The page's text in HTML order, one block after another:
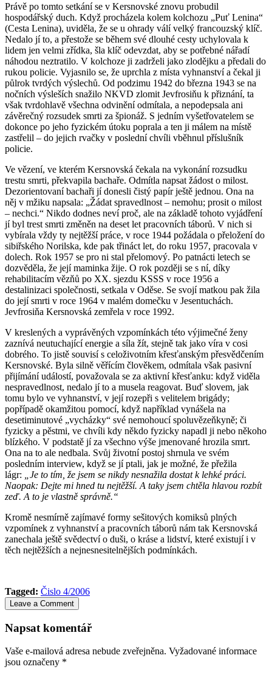
Právě po tomto setkání se v Kersnovské znovu probudil
hospodářský duch. Když procházela kolem kolchozu „Puť Lenina“
(Cesta Lenina), uviděla, že se u ohrady válí velký francouzský klíč.
Nedalo jí to, a přestože se během své dlouhé cesty uchylovala k
lidem jen velmi zřídka, šla klíč odevzdat, aby se potřebné nářadí
náhodou neztratilo. V kolchoze ji zadrželi jako zlodějku a předali do
rukou policie. Vyjasnilo se, že uprchla z místa vyhnanství a čekal ji
půlrok tvrdých výslechů. Od podzimu 1942 do března 1943 se na
nočních výsleších snažilo NKVD zlomit Jevfrosiňu k přiznání, ta
však tvrdohlavě všechna odvinění odmítala, a nepodepsala ani
závěrečný rozsudek smrti za špionáž. S jedním vyšetřovatelem se
dokonce po jeho fyzickém útoku poprala a ten ji málem na místě
zastřelil – do jejich rvačky v poslední chvíli vběhnul příslušník
policie.
Ve vězení, ve kterém Kersnovská čekala na vykonání rozsudku
trestu smrti, překvapila bachaře. Odmítla napsat žádost o milost.
Dezorientovaní bachaři jí donesli čistý papír ještě jednou. Ona na
něj v mžiku napsala: „Žádat spravedlnost – nemohu; prosit o milost
– nechci.“ Nikdo dodnes neví proč, ale na základě tohoto vyjádření
jí byl trest smrti změněn na deset let pracovních táborů. V nich si
vybírala vždy ty nejtěžší práce, v roce 1944 požádala o přeložení do
sibiřského Norilska, kde pak třináct let, do roku 1957, pracovala v
dolech. Rok 1957 se pro ni stal přelomový. Po patnácti letech se
dozvěděla, že její maminka žije. O rok později se s ní, díky
rehabilitacím vězňů po XX. sjezdu KSSS v roce 1956 a
destalinizaci společnosti, setkala v Oděse. Se svojí matkou pak žila
do její smrti v roce 1964 v malém domečku v Jesentuchách.
Jevfrosiňa Kersnovská zemřela v roce 1992.
V kreslených a vyprávěných vzpomínkách této výjimečné ženy
zaznívá neutuchající energie a síla žít, stejně tak jako víra v cosi
dobrého. To jistě souvisí s celoživotním křesťanským přesvědčením
Kersnovské. Byla silně věřícím člověkem, odmítala však pasivní
přijímání událostí, považovala se za aktivní křesťanku: když viděla
nespravedlnost, nedalo jí to a musela reagovat. Buď slovem, jak
tomu bylo ve vyhnanství, v její rozepři s velitelem brigády;
popřípadě okamžitou pomocí, když například vynášela na
desetiminutové „vycházky“ své nemohoucí spoluvězeňkyně; či
fyzicky a pěstmi, ve chvíli kdy někdo fyzicky napadl ji nebo někoho
blízkého. V podstatě jí za všechno výše jmenované hrozila smrt.
Ona na to ale nedbala. Svůj životní postoj shrnula ve svém
posledním interview, když se jí ptali, jak je možné, že přežila
lágr:
„Je to tím, že jsem se nikdy nesnažila dostat k lehké práci.
Naopak: Dejte mi hned tu nejtěžší. A taky jsem chtěla hlavou rozbít
zeď. A to je vlastně správně.“
Kromě nesmírně zajímavé formy sešitových komiksů plných
vzpomínek z vyhnanství a pracovních táborů nám tak Kersnovská
zanechala ještě svědectví o duši, o kráse a lidství, které existují i v
těch nejtěžších a nejnesnesitelnějších podmínkách.
Tagged: Čislo 4/2006
Leave a Comment
Napsat komentář
Vaše e-mailová adresa nebude zveřejněna. Vyžadované informace
jsou označeny *